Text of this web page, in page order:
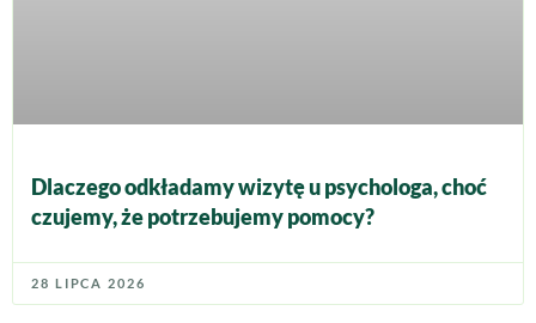
Dlaczego odkładamy wizytę u psychologa, choć
czujemy, że potrzebujemy pomocy?
28 LIPCA 2026